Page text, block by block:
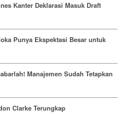
Kanter Deklarasi Masuk Draft
Punya Ekspektasi Besar untuk
Manajemen Sudah Tetapkan
Clarke Terungkap